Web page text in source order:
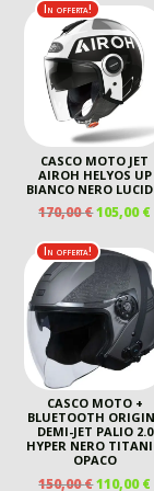
In offerta!
CASCO MOTO JET
AIROH HELYOS UP
BIANCO NERO
170,00€IL
ERA:
170,00 €.
105,00€IL
È:
In offerta!
CASCO MOTO +
BLUETOOTH
DEMI-JET PALIO 2.0
HYPER NERO
OPACO
150,00€IL
110,00€IL